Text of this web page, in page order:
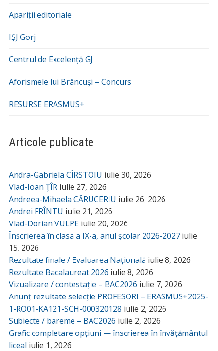
Apariții editoriale
IȘJ Gorj
Centrul de Excelență GJ
Aforismele lui Brâncuși – Concurs
RESURSE ERASMUS+
Articole publicate
Andra-Gabriela CÎRSTOIU iulie 30, 2026
Vlad-Ioan ȚÎR iulie 27, 2026
Andreea-Mihaela CĂRUCERIU iulie 26, 2026
Andrei FRÎNTU iulie 21, 2026
Vlad-Dorian VULPE iulie 20, 2026
Înscrierea în clasa a IX-a, anul școlar 2026-2027 iulie
15, 2026
Rezultate finale / Evaluarea Națională iulie 8, 2026
Rezultate Bacalaureat 2026 iulie 8, 2026
Vizualizare / contestație – BAC2026 iulie 7, 2026
Anunț rezultate selecție PROFESORI – ERASMUS+2025-
1-RO01-KA121-SCH-000320128 iulie 2, 2026
Subiecte / bareme – BAC2026 iulie 2, 2026
Grafic completare opțiuni — înscrierea în învățământul
liceal iulie 1, 2026